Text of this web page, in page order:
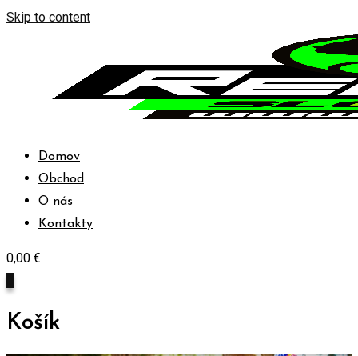
Skip to content
Domov
Obchod
O nás
Kontakty
0,00 €
Košík